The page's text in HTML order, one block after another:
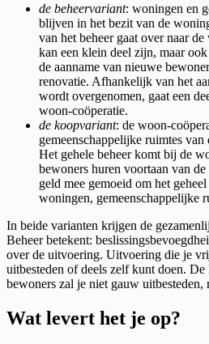
de beheervariant: woningen en
blijven in het bezit van de
van het beheer gaat over naar
kan een klein deel zijn, maar
de aanname van nieuwe
renovatie. Afhankelijk van het
wordt overgenomen, gaat een
woon-coöperatie.
de koopvariant: de woon-
gemeenschappelijke ruimtes
Het gehele beheer komt bij de
bewoners huren voortaan van
geld mee gemoeid om het geheel
woningen, gemeenschappelijke
In beide varianten krijgen de
Beheer betekent:
over de uitvoering. Uitvoering die je
uitbesteden of deels zelf kunt doen.
bewoners zal je niet gauw
Wat levert het je op?